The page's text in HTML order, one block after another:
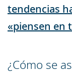
tendencias
«piensen en
¿Cómo se